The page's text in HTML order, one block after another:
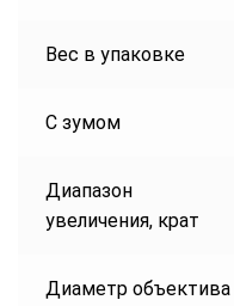
Вес в упаковке
С зумом
Диапазон
увеличения, крат
Диаметр объектива